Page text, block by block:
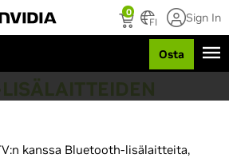
0
FI Sign In
Osta
kanssa Bluetooth-lisälaitteita,